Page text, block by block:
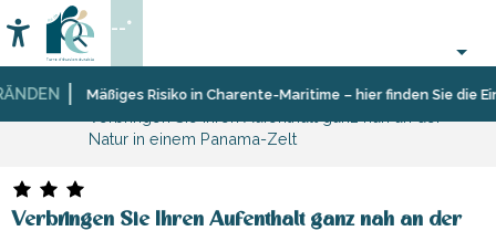
au
contenu
principal Mäßiges Risiko in Charente-Maritime – hier finden Sie die
Accessibilité
Suche
--°
Startseite
Natur in einem Panama-Zelt
Verbringen Sie Ihren Aufenthalt ganz nah an der